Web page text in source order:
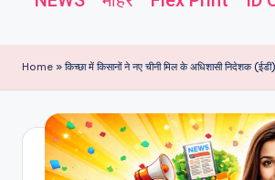
Home » किच्छा में किसानों ने नए चीनी मिल के अधिशासी निदेशक (ईडी)